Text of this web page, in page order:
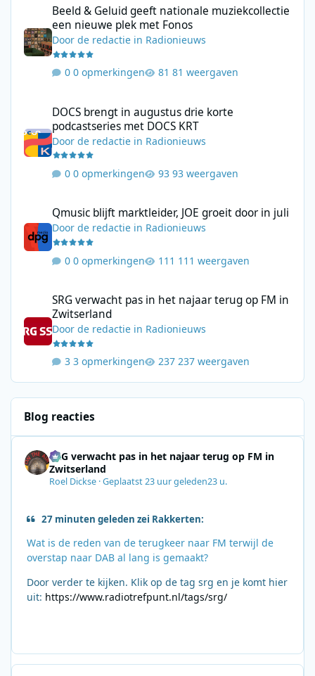
Beeld & Geluid geeft nationale muziekcollectie
een nieuwe plek met Fonos
Doorde redactie in Radionieuws
0 opmerkingen 81 weergaven
DOCS brengt in augustus drie korte
podcastseries met DOCS KRT
Doorde redactie in Radionieuws
0 opmerkingen 93 weergaven
Qmusic blijft marktleider, JOE groeit door in juli
Doorde redactie in Radionieuws
0 opmerkingen 111 weergaven
SRG verwacht pas in het najaar terug op FM in
Zwitserland
Doorde redactie in Radionieuws
3 opmerkingen 237 weergaven
Blog reacties
SRG verwacht pas in het najaar terug op FM in
Zwitserland
Roel Dickse ·Geplaatst23 uur geleden23 u.
27 minuten geleden zei Rakkerten:
Wat is de reden van de terugkeer naar FM terwijl de
overstap naar DAB al lang is gemaakt?
Door verder te kijken. Klik op de tag srg en je komt hier
uit: https://www.radiotrefpunt.nl/tags/srg/